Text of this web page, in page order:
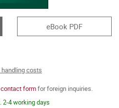
eBook PDF
costs
contact formfor foreign inquiries.
2-4 working days